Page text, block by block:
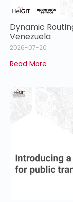
Dynamic
Venezuela
2026-07-20
Read More